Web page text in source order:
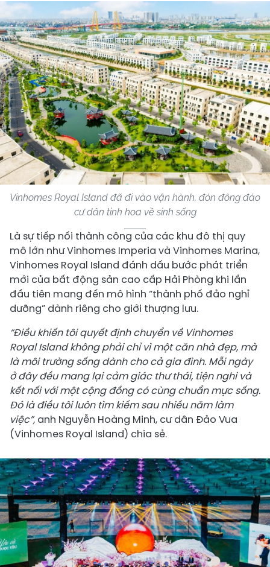
Vinhomes Royal Island đã đi vào vận hành, đón đông đảo
cư dân tinh hoa về sinh sống
Là sự tiếp nối thành công của các khu đô thị quy
mô lớn như Vinhomes Imperia và Vinhomes Marina,
Vinhomes Royal Island đánh dấu bước phát triển
mới của bất động sản cao cấp Hải Phòng khi lần
đầu tiên mang đến mô hình “thành phố đảo nghỉ
dưỡng” dành riêng cho giới thượng lưu.
“Điều khiến tôi quyết định chuyển về Vinhomes
Royal Island không phải chỉ vì một căn nhà đẹp, mà
là môi trường sống dành cho cả gia đình. Mỗi ngày
ở đây đều mang lại cảm giác thư thái, tiện nghi và
kết nối với một cộng đồng có cùng chuẩn mực sống.
Đó là điều tôi luôn tìm kiếm sau nhiều năm làm
việc”, anh Nguyễn Hoàng Minh, cư dân Đảo Vua
(Vinhomes Royal Island) chia sẻ.